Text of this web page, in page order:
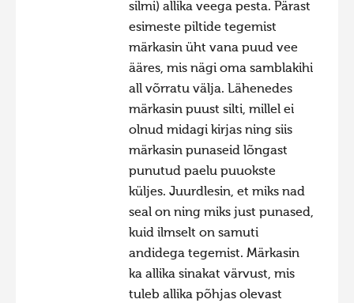
silmi) allika veega pesta. Pärast
esimeste piltide tegemist
märkasin üht vana puud vee
ääres, mis nägi oma samblakihi
all võrratu välja. Lähenedes
märkasin puust silti, millel ei
olnud midagi kirjas ning siis
märkasin punaseid lõngast
punutud paelu puuokste
küljes. Juurdlesin, et miks nad
seal on ning miks just punased,
kuid ilmselt on samuti
andidega tegemist. Märkasin
ka allika sinakat värvust, mis
tuleb allika põhjas olevast